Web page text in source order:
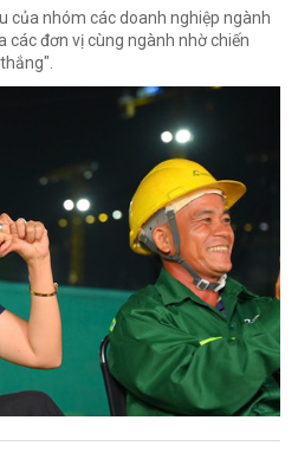
của nhóm các doanh nghiệp ngành
các đơn vị cùng ngành nhờ chiến